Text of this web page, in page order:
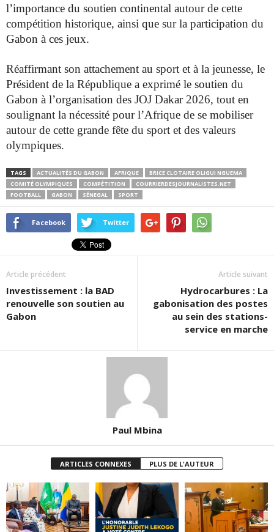
l’importance du soutien continental autour de cette
compétition historique, ainsi que sur la participation du
Gabon à ces jeux.
Réaffirmant son attachement au sport et à la jeunesse, le
Président de la République a exprimé le soutien du
Gabon à l’organisation des JOJ Dakar 2026, tout en
soulignant la nécessité pour l’Afrique de se mobiliser
autour de cette grande fête du sport et des valeurs
olympiques.
TAGS ACTUALITÉS DU GABON AFRIQUE
BRICE CLOTAIRE OLIGUI NGUEMA
COMITÉ OLYMPIQUES
COMPÉTITION
COURRIERDESJOURNALISTES.NET
FOOTBALL
GABON SÉNEGAL SPORT
Facebook Twitter
Article précédent
Investissement : la BAD
renouvelle son soutien au
Gabon
Article suivant
Hydrocarbures : La
gabonisation des postes
au sein des stations-
service en marche
Paul Mbina
ARTICLES CONNEXES PLUS DE L'AUTEUR